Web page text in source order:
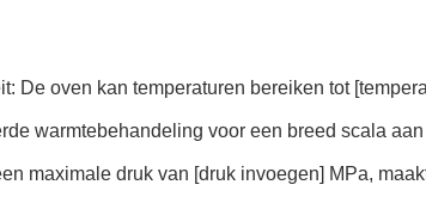
De oven kan temperaturen bereiken tot
warmtebehandeling voor een breed scala
maximale druk van [druk invoegen] MPa,